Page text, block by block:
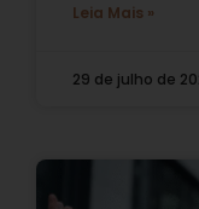
Leia Mais »
29 de julho de